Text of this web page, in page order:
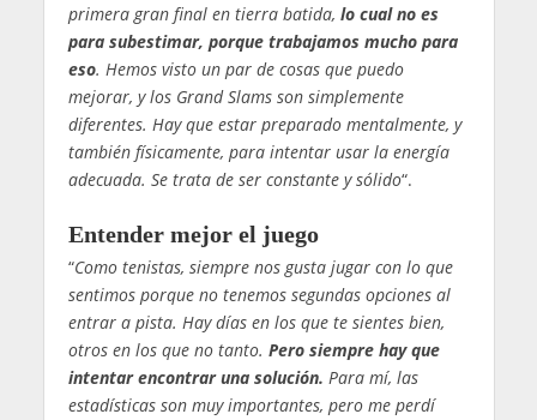
primera gran final en tierra batida, lo cual no es
para subestimar, porque trabajamos mucho para
eso. Hemos visto un par de cosas que puedo
mejorar, y los Grand Slams son simplemente
diferentes. Hay que estar preparado mentalmente, y
también físicamente, para intentar usar la energía
adecuada. Se trata de ser constante y sólido“.
Entender mejor el juego
“Como tenistas, siempre nos gusta jugar con lo que
sentimos porque no tenemos segundas opciones al
entrar a pista. Hay días en los que te sientes bien,
otros en los que no tanto. Pero siempre hay que
intentar encontrar una solución. Para mí, las
estadísticas son muy importantes, pero me perdí